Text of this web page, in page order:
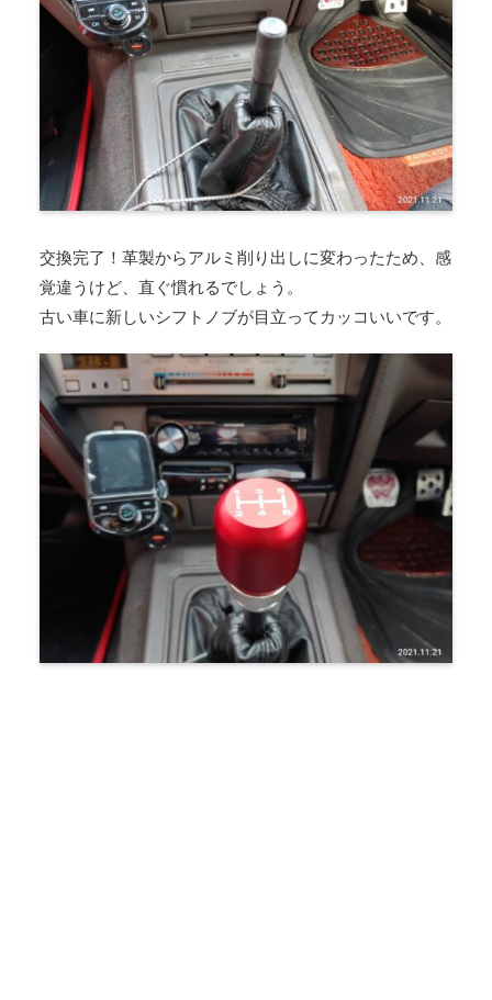
交換完了！革製からアルミ削り出しに変わったため、感
覚違うけど、直ぐ慣れるでしょう。
古い車に新しいシフトノブが目立ってカッコいいです。